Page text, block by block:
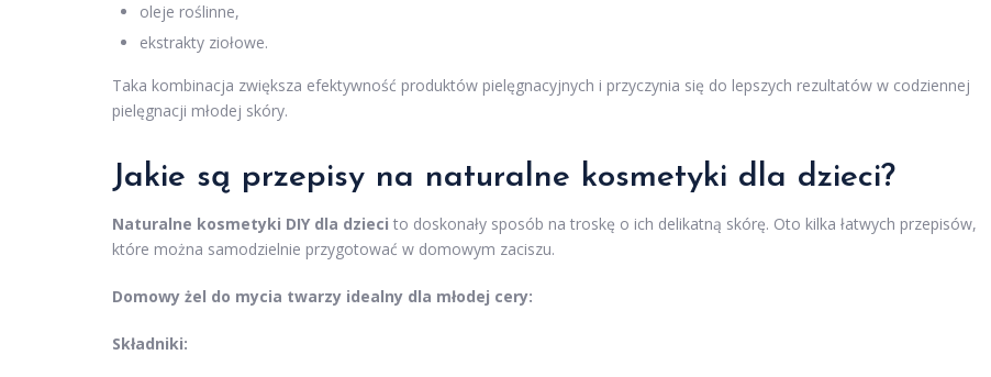
oleje roślinne,
ekstrakty ziołowe.
Taka kombinacja zwiększa efektywność produktów pielęgnacyjnych i przyczynia się do lepszych rezultatów w codziennej
pielęgnacji młodej skóry.
Jakie są przepisy na naturalne kosmetyki dla dzieci?
Naturalne kosmetyki DIY dla dzieci to doskonały sposób na troskę o ich delikatną skórę. Oto kilka łatwych przepisów,
które można samodzielnie przygotować w domowym zaciszu.
Domowy żel do mycia twarzy idealny dla młodej cery:
Składniki: